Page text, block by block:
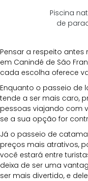
Piscina
de
Pensar a respeito
em Canindé de São
cada escolha oferece
Enquanto o passeio de
tende a ser mais caro,
pessoas viajando com
se a sua opção for
Já o passeio de
preços mais atrativos,
você estará entre
deixa de ser uma
ser mais divertido, e